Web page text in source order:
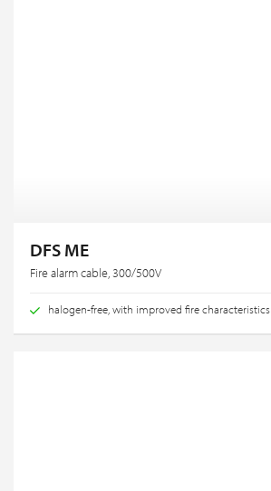
DFS ME
Fire alarm cable, 300/500V
halogen-free, with improved fire characteristics